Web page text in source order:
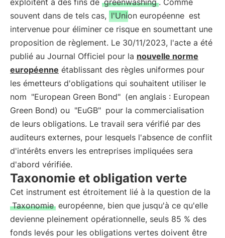
exploitent à des fins de greenwashing . Comme
souvent dans de tels cas, l'Union européenne est
intervenue pour éliminer ce risque en soumettant une
proposition de règlement. Le 30/11/2023, l'acte a été
publié au Journal Officiel pour la nouvelle norme
européenne établissant des règles uniformes pour
les émetteurs d'obligations qui souhaitent utiliser le
nom "European Green Bond" (en anglais : European
Green Bond) ou "EuGB" pour la commercialisation
de leurs obligations. Le travail sera vérifié par des
auditeurs externes, pour lesquels l'absence de conflit
d'intérêts envers les entreprises impliquées sera
d'abord vérifiée.
Taxonomie et obligation verte
Cet instrument est étroitement lié à la question de la
Taxonomie européenne, bien que jusqu'à ce qu'elle
devienne pleinement opérationnelle, seuls 85 % des
fonds levés pour les obligations vertes doivent être